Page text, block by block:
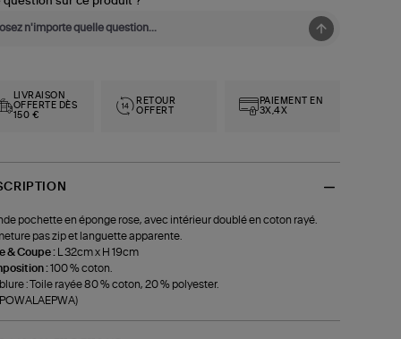
LIVRAISON
OFFERTE DÈS
150 €
RETOUR
OFFERT
PAIEMENT EN
3X,4X
pochette en éponge rose, avec intérieur doublé en coton rayé.
pas zip et languette apparente.
& Coupe :
L 32cm x H 19cm
:100 % coton.
: Toile rayée 80 % coton, 20 % polyester.